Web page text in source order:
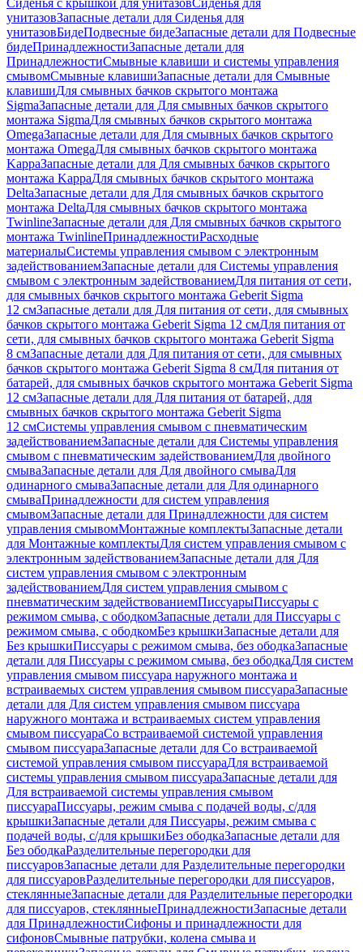
Сиденья с крышкой для унитазовСиденья для
унитазовЗапасные детали для Сиденья для
унитазовБидеПодвесные бидеЗапасные детали для Подвесные
бидеПринадлежностиЗапасные детали для
ПринадлежностиСмывные клавиши и системы управления
смывомСмывные клавишиЗапасные детали для Смывные
клавишиДля смывных бачков скрытого монтажа
SigmaЗапасные детали для Для смывных бачков скрытого
монтажа SigmaДля смывных бачков скрытого монтажа
OmegaЗапасные детали для Для смывных бачков скрытого
монтажа OmegaДля смывных бачков скрытого монтажа
KappaЗапасные детали для Для смывных бачков скрытого
монтажа KappaДля смывных бачков скрытого монтажа
DeltaЗапасные детали для Для смывных бачков скрытого
монтажа DeltaДля смывных бачков скрытого монтажа
TwinlineЗапасные детали для Для смывных бачков скрытого
монтажа TwinlineПринадлежностиРасходные
материалыСистемы управления смывом с электронным
задействованиемЗапасные детали для Системы управления
смывом с электронным задействованиемДля питания от сети,
для смывных бачков скрытого монтажа Geberit Sigma
12 смЗапасные детали для Для питания от сети, для смывных
бачков скрытого монтажа Geberit Sigma 12 смДля питания от
сети, для смывных бачков скрытого монтажа Geberit Sigma
8 смЗапасные детали для Для питания от сети, для смывных
бачков скрытого монтажа Geberit Sigma 8 смДля питания от
батарей, для смывных бачков скрытого монтажа Geberit Sigma
12 смЗапасные детали для Для питания от батарей, для
смывных бачков скрытого монтажа Geberit Sigma
12 смСистемы управления смывом с пневматическим
задействованиемЗапасные детали для Системы управления
смывом с пневматическим задействованиемДля двойного
смываЗапасные детали для Для двойного смываДля
одинарного смываЗапасные детали для Для одинарного
смываПринадлежности для систем управления
смывомЗапасные детали для Принадлежности для систем
управления смывомМонтажные комплектыЗапасные детали
для Монтажные комплектыДля систем управления смывом с
электронным задействованиемЗапасные детали для Для
систем управления смывом с электронным
задействованиемДля систем управления смывом с
пневматическим задействованиемПиссуарыПиссуары с
режимом смыва, с ободкомЗапасные детали для Писсуары с
режимом смыва, с ободкомБез крышкиЗапасные детали для
Без крышкиПиссуары с режимом смыва, без ободкаЗапасные
детали для Писсуары с режимом смыва, без ободкаДля систем
управления смывом писсуара наружного монтажа и
встраиваемых систем управления смывом писсуараЗапасные
детали для Для систем управления смывом писсуара
наружного монтажа и встраиваемых систем управления
смывом писсуараСо встраиваемой системой управления
смывом писсуараЗапасные детали для Со встраиваемой
системой управления смывом писсуараДля встраиваемой
системы управления смывом писсуараЗапасные детали для
Для встраиваемой системы управления смывом
писсуараПиссуары, режим смыва с подачей воды, с/для
крышкиЗапасные детали для Писсуары, режим смыва с
подачей воды, с/для крышкиБез ободкаЗапасные детали для
Без ободкаРазделительные перегородки для
писсуаровЗапасные детали для Разделительные перегородки
для писсуаровРазделительные перегородки для писсуаров,
стеклянныеЗапасные детали для Разделительные перегородки
для писсуаров, стеклянныеПринадлежностиЗапасные детали
для ПринадлежностиСифоны и принадлежности для
сифоновСмывные патрубки, колена смыва и